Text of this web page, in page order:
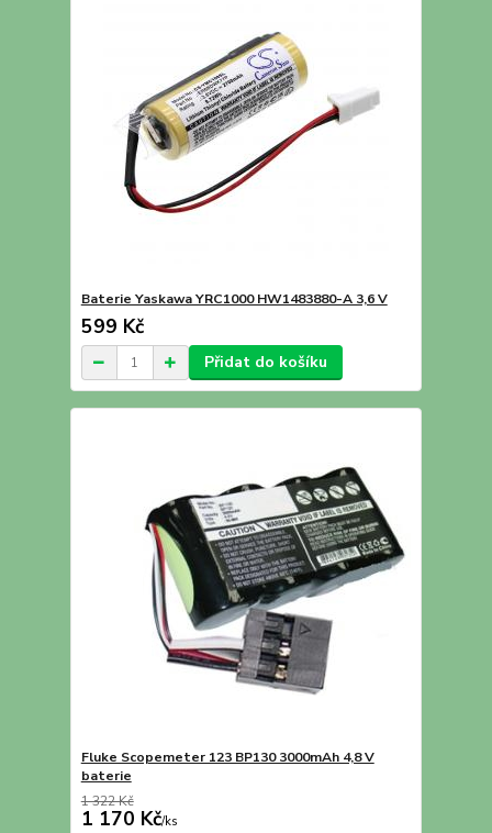
Baterie Yaskawa YRC1000 HW1483880-A 3,6 V
599 Kč
Přidat do košíku
Fluke Scopemeter 123 BP130 3000mAh 4,8 V
baterie
1 322 Kč
1 170 Kč/ks